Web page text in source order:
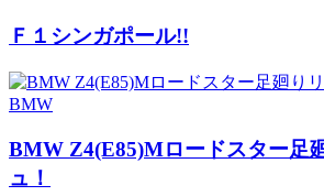
Ｆ１シンガポール!!
BMW
BMW Z4(E85)Mロードスター足
ュ！